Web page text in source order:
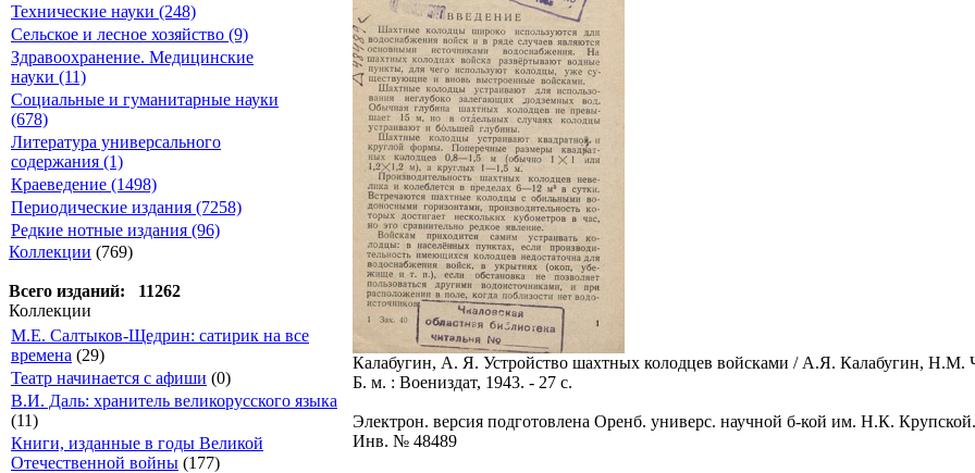
Технические науки (248)
Сельское и лесное хозяйство (9)
Здравоохранение. Медицинские
науки (11)
Социальные и гуманитарные науки
(678)
Литература универсального
содержания (1)
Краеведение (1498)
Периодические издания (7258)
Редкие нотные издания (96)
Коллекции (769)
Всего изданий: 11262
Коллекции
М.Е. Салтыков-Щедрин: сатирик на все
времена (29)
Театр начинается с афиши (0)
В.И. Даль: хранитель великорусского языка
(11)
Книги, изданные в годы Великой
Отечественной войны (177)
Калабугин, А. Я. Устройство шахтных колодцев войсками / А.Я. Калабугин, Н.М.
Б. м. : Воениздат, 1943. - 27 с.
Электрон. версия подготовлена Оренб. универс. научной б-кой им. Н.К. Крупской.
Инв. № 48489